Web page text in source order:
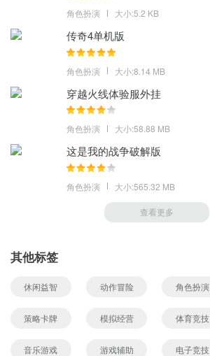
角色扮演 大小:5.2 KB
传奇4单机版
角色扮演 大小:8.14 MB
穿越火线体验服外挂
角色扮演 大小:58.88 MB
这是我的战争破解版
角色扮演 大小:565.32 MB
查看更多
其他标签
休闲益智 动作冒险 角色扮演
策略卡牌 模拟经营 体育竞技
音乐游戏 游戏辅助 电子竞技